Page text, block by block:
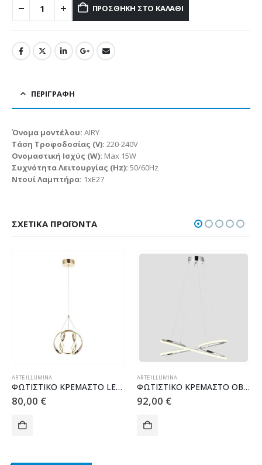
ΠΡΟΣΘΉΚΗ ΣΤΟ ΚΑΛΆΘΙ
ΠΕΡΙΓΡΑΦΉ
Όνομα μοντέλου: AIRY
Τάση Τροφοδοσίας (V): 220-240V
Ονομαστική Ισχύς (W): Max 15W
Συχνότητα Λειτουργίας (Hz): 50/60Hz
Ντουί Λαμπτήρα: 1xE27
ΣΧΕΤΙΚΆ ΠΡΟΪΌΝΤΑ
ARTE ILLUMINA
ΦΩΤΙΣΤΙΚΟ ΚΡΕΜΑΣΤΟ LED 30W 300X300X300 4000Κ ΧΡΥΣΟ ΜΑΤ ARTE ILLUMINA SATURN
80,00 €
ARTE ILLUMINA
ΦΩΤΙΣΤΙΚΟ ΚΡΕΜΑΣΤΟ ΟΒΑΛ LED 40W670X200X200 4000Κ ΝΙΚΕΛ ARTE ILLUMINA SATURN
92,00 €